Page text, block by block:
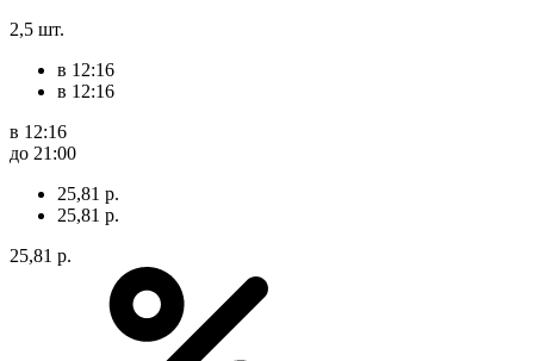
2,5 шт.
в 12:16
в 12:16
в 12:16
до 21:00
25,81 р.
25,81 р.
25,81 р.